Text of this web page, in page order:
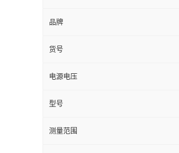
品牌
货号
电源电压
型号
测量范围